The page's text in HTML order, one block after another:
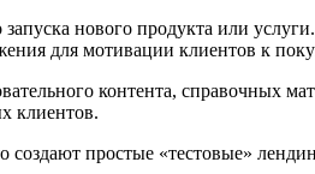
нового продукта или
для мотивации клиентов к
контента, справочных
клиентов.
простые «тестовые»